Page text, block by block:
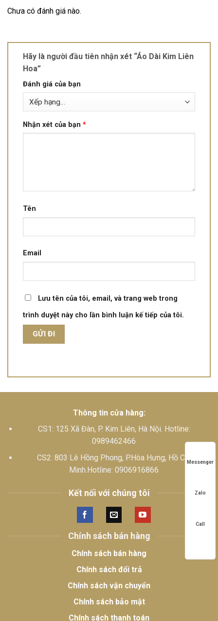
Chưa có đánh giá nào.
Hãy là người đầu tiên nhận xét “Áo Dài Kim Liên
Hoa”
Đánh giá của bạn
Nhận xét của bạn *
Tên
Email
Lưu tên của tôi, email, và trang web trong
trình duyệt này cho lần bình luận kế tiếp của tôi.
Thông tin cửa hàng:
CS1: 125 Xã Đàn, P. Kim Liên, Hà Nội. Hotline:
0989462466
CS2: 803 Lê Hồng Phong, P.Hòa Hưng, Hồ Chí
Minh.Hotline: 0906916866
Kết nối với chúng tôi
Chính sách bán hàng
Chính sách bán hàng
Chính sách đổi trả
Chính sách vận chuyển
Chính sách bảo mật
Chính sách thanh toán
Messenger
Zalo
Call